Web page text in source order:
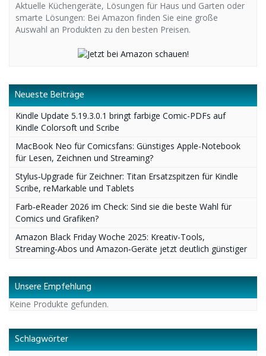
Aktuelle Küchengeräte, Lösungen für Haus und Garten oder
smarte Lösungen: Bei Amazon finden Sie eine große
Auswahl an Produkten zu den besten Preisen.
Neueste Beiträge
Kindle Update 5.19.3.0.1 bringt farbige Comic-PDFs auf
Kindle Colorsoft und Scribe
MacBook Neo für Comicsfans: Günstiges Apple-Notebook
für Lesen, Zeichnen und Streaming?
Stylus‑Upgrade für Zeichner: Titan Ersatzspitzen für Kindle
Scribe, reMarkable und Tablets
Farb‑eReader 2026 im Check: Sind sie die beste Wahl für
Comics und Grafiken?
Amazon Black Friday Woche 2025: Kreativ-Tools,
Streaming‑Abos und Amazon‑Geräte jetzt deutlich günstiger
Unsere Empfehlung
Keine Produkte gefunden.
Schlagwörter